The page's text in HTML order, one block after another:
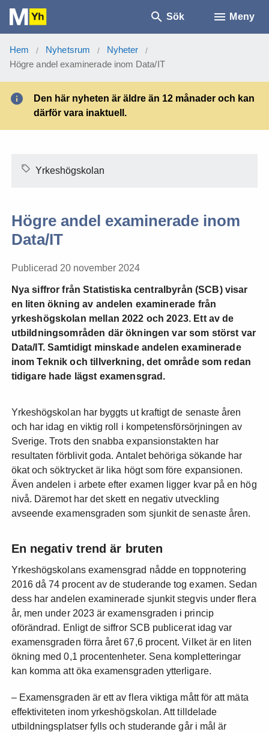
Sök Meny
Hem / Nyhetsrum / Nyheter /
Högre andel examinerade inom Data/IT
Den här nyheten är äldre än 12 månader och kan
därför vara inaktuell.
Yrkeshögskolan
Högre andel examinerade inom
Data/IT
Publicerad 20 november 2024
Nya siffror från Statistiska centralbyrån (SCB) visar
en liten ökning av andelen examinerade från
yrkeshögskolan mellan 2022 och 2023. Ett av de
utbildningsområden där ökningen var som störst var
Data/IT. Samtidigt minskade andelen examinerade
inom Teknik och tillverkning, det område som redan
tidigare hade lägst examensgrad.
Yrkeshögskolan har byggts ut kraftigt de senaste åren
och har idag en viktig roll i kompetensförsörjningen av
Sverige. Trots den snabba expansionstakten har
resultaten förblivit goda. Antalet behöriga sökande har
ökat och söktrycket är lika högt som före expansionen.
Även andelen i arbete efter examen ligger kvar på en hög
nivå. Däremot har det skett en negativ utveckling
avseende examensgraden som sjunkit de senaste åren.
En negativ trend är bruten
Yrkeshögskolans examensgrad nådde en toppnotering
2016 då 74 procent av de studerande tog examen. Sedan
dess har andelen examinerade sjunkit stegvis under flera
år, men under 2023 är examensgraden i princip
oförändrad. Enligt de siffror SCB publicerat idag var
examensgraden förra året 67,6 procent. Vilket är en liten
ökning med 0,1 procentenheter. Sena kompletteringar
kan komma att öka examensgraden ytterligare.
– Examensgraden är ett av flera viktiga mått för att mäta
effektiviteten inom yrkeshögskolan. Att tilldelade
utbildningsplatser fylls och studerande går i mål är